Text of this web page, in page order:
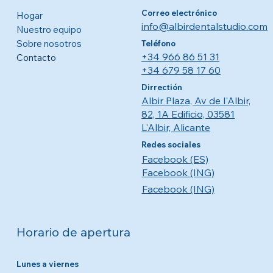
Hogar
Nuestro equipo
Sobre nosotros
Contacto
Correo electrónico
info@albirdentalstudio.com
Teléfono
+34 966 86 51 31
+34 679 58 17 60
Dirrectión
Albir Plaza, Av de l'Albir,
82, 1A Edificio, 03581
L'Albir, Alicante
Redes sociales
Facebook (ES)
Facebook (ING)
Facebook (ING)
Horario de apertura
Lunes a viernes